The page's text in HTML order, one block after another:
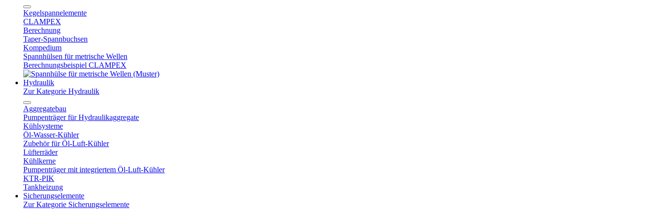
Kegelspannelemente
CLAMPEX
Berechnung
Taper-Spannbuchsen
Kompedium
Spannhülsen für metrische Wellen
Berechnungsbeispiel CLAMPEX
Hydraulik
Zur Kategorie Hydraulik
Aggregatebau
Pumpenträger für Hydraulikaggregate
Kühlsysteme
Öl-Wasser-Kühler
Zubehör für Öl-Luft-Kühler
Lüfterräder
Kühlkerne
Pumpenträger mit integriertem Öl-Luft-Kühler
KTR-PIK
Tankheizung
Sicherungselemente
Zur Kategorie Sicherungselemente